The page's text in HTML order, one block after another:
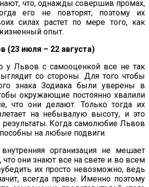
что, однажды совершив промах,
его не повторят, поэтому их
силах растет по мере того, как
опыт.
(23 июля – 22 августа)
у Львов с самооценкой все не так
со стороны. Для того чтобы
знака Зодиака были уверены в
окружающие постоянно хвалили
что они делают. Только тогда их
на небывалую высоту, и это
Когда самолюбие Львов
на любые подвиги.
организация не мешает
они знают все на свете и во всем
их просто невозможно, ведь
всегда правы. Именно поэтому